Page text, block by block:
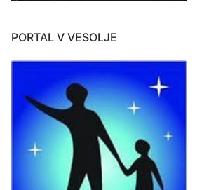
PORTAL V VESOLJE